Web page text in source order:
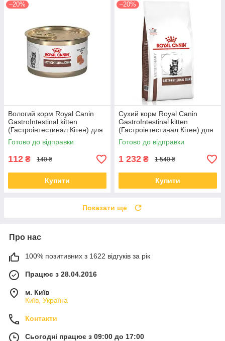
–20%
Вологий корм Royal Canin
GastroIntestinal kitten
(Гастроінтестинал Кітен) для
кошенят 195 гр
Готово до відправки
112 ₴ 140 ₴
Купити
–20%
Сухий корм Royal Canin
GastroIntestinal kitten
(Гастроінтестинал Кітен) для
кішок 2 КГ
Готово до відправки
1 232 ₴ 1 540 ₴
Купити
Показати ще
Про нас
100% позитивних з 1622 відгуків за рік
Працює з 28.04.2016
м. Київ
Київ, Україна
Контакти
Сьогодні працює з 09:00 до 17:00